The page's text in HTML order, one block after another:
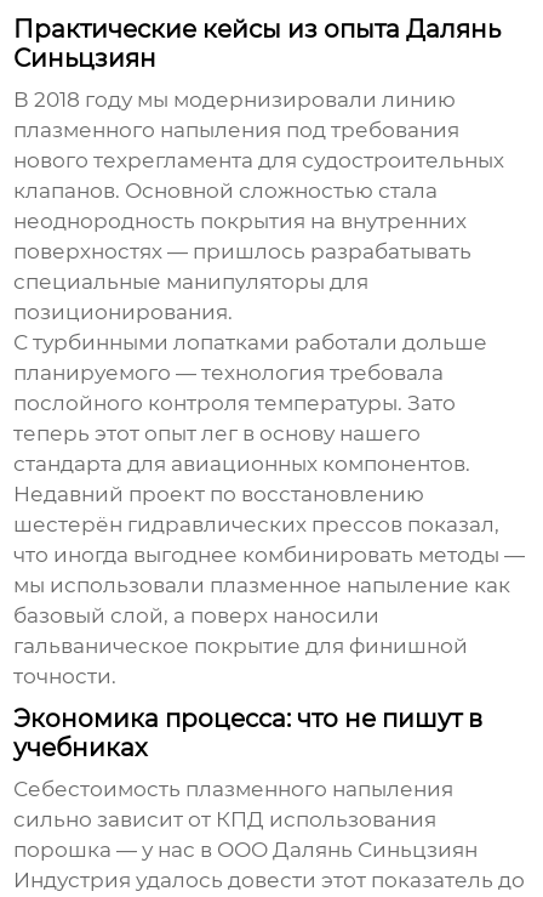
Практические кейсы из опыта Далянь
Синьцзиян
В 2018 году мы модернизировали линию
плазменного напыления под требования
нового техрегламента для судостроительных
клапанов. Основной сложностью стала
неоднородность покрытия на внутренних
поверхностях — пришлось разрабатывать
специальные манипуляторы для
позиционирования.
С турбинными лопатками работали дольше
планируемого — технология требовала
послойного контроля температуры. Зато
теперь этот опыт лег в основу нашего
стандарта для авиационных компонентов.
Недавний проект по восстановлению
шестерён гидравлических прессов показал,
что иногда выгоднее комбинировать методы —
мы использовали плазменное напыление как
базовый слой, а поверх наносили
гальваническое покрытие для финишной
точности.
Экономика процесса: что не пишут в
учебниках
Себестоимость плазменного напыления
сильно зависит от КПД использования
порошка — у нас в ООО Далянь Синьцзиян
Индустрия удалось довести этот показатель до